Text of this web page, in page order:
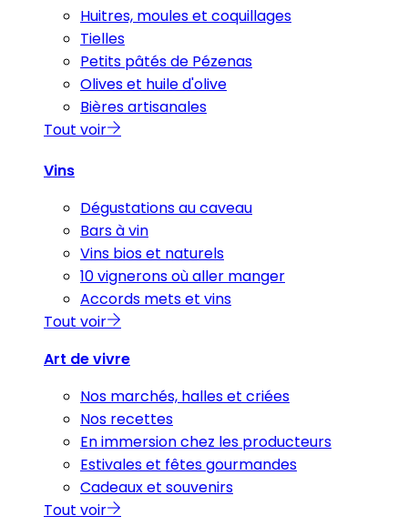
Huitres, moules et coquillages
Tielles
Petits pâtés de Pézenas
Olives et huile d'olive
Bières artisanales
Tout voir
Vins
Dégustations au caveau
Bars à vin
Vins bios et naturels
10 vignerons où aller manger
Accords mets et vins
Tout voir
Art de vivre
Nos marchés, halles et criées
Nos recettes
En immersion chez les producteurs
Estivales et fêtes gourmandes
Cadeaux et souvenirs
Tout voir